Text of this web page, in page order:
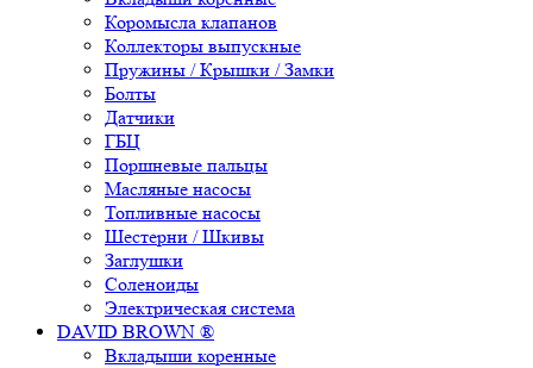
Коромысла клапанов
Коллекторы выпускные
Пружины / Крышки / Замки
Болты
Датчики
ГБЦ
Поршневые пальцы
Масляные насосы
Топливные насосы
Шестерни / Шкивы
Заглушки
Соленоиды
Электрическая система
DAVID BROWN ®
Вкладыши коренные